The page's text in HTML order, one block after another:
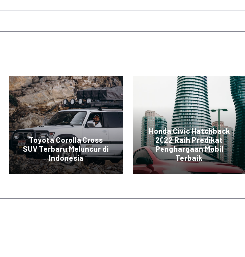
Toyota Corolla Cross
SUV Terbaru Meluncur di
Indonesia
Honda Civic Hatchback
2022 Raih Predikat
Penghargaan Mobil
Terbaik